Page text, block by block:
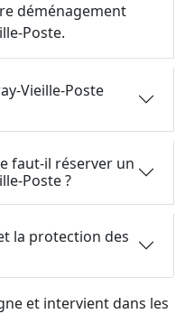
déménagement
Poste.
Vieille-Poste
faut-il réserver un
Poste ?
la protection des
et intervient dans les